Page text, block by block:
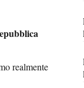
realmente